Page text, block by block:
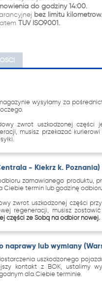
do godziny 14:00.
bez limitu kilometrów.
TUV ISO9001.
wysyłamy za
zwrot uszkodzonej
musisz przekazać
- Kiekrz k. Poznania)
zamawianego produktu,
Ciebie termin lub godzinę
zwrot uszkodzonej części
regeneracji, musisz
części ze Sobą na odbiór nowej.
naprawy lub wymiany
uszkodzonego
kontakt z BOK, ustalimy
dla Ciebie terminie.